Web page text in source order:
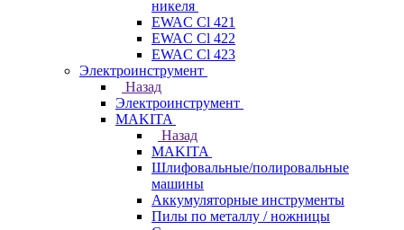
никеля
EWAC Cl 421
EWAC Cl 422
EWAC Cl 423
Электроинструмент
Назад
Электроинструмент
МAKITA
Назад
МAKITA
Шлифовальные/полировальные
машины
Аккумуляторные инструменты
Пилы по металлу / ножницы